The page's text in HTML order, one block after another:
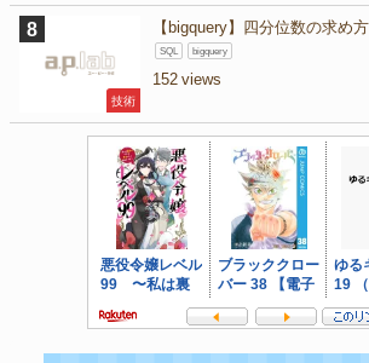
技術
【bigquery】四分位数の求め方
SQL bigquery
152